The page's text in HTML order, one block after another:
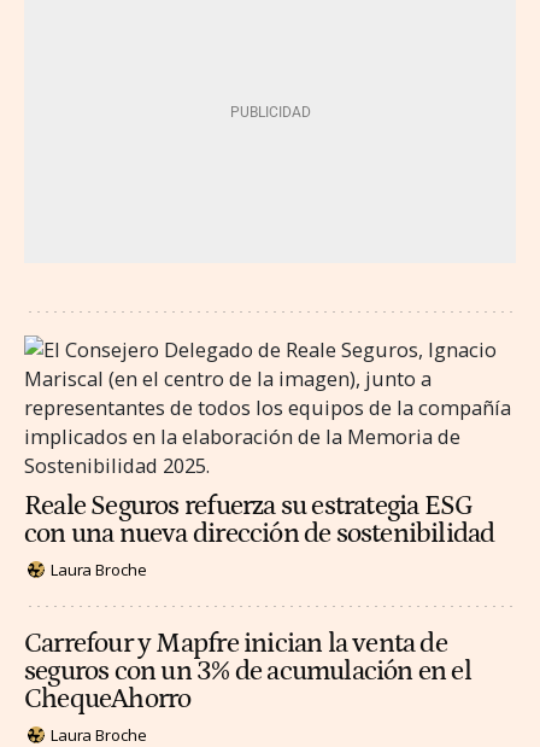
Reale Seguros refuerza su estrategia ESG
con una nueva dirección de sostenibilidad
Laura Broche
Carrefour y Mapfre inician la venta de
seguros con un 3% de acumulación en el
ChequeAhorro
Laura Broche